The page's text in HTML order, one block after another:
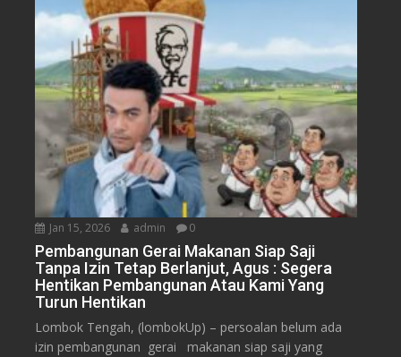
Jan 15, 2026 admin 0
Pembangunan Gerai Makanan Siap Saji
Tanpa Izin Tetap Berlanjut, Agus : Segera
Hentikan Pembangunan Atau Kami Yang
Turun Hentikan
Lombok Tengah, (lombokUp) – persoalan belum ada
izin pembangunan gerai makanan siap saji yang